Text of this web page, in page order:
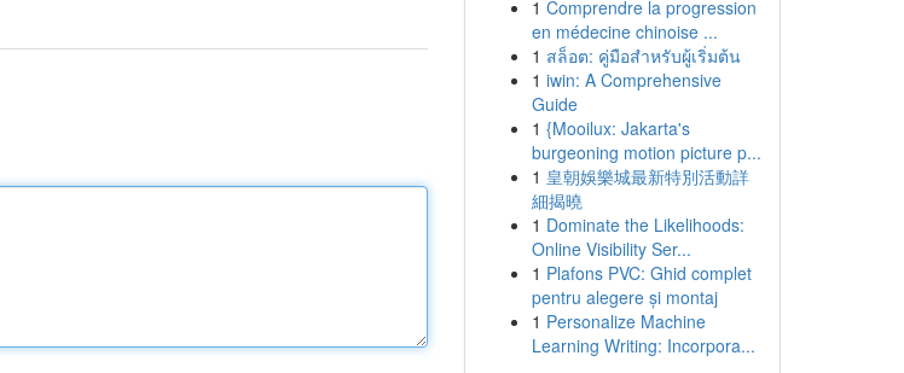
1 Comprendre la progression
en médecine chinoise ...
1 สล็อต: คู่มือสำหรับผู้เริ่มต้น
1 iwin: A Comprehensive
Guide
1 {Mooilux: Jakarta's
burgeoning motion picture p...
1 皇朝娛樂城最新特別活動詳
細揭曉
1 Dominate the Likelihoods:
Online Visibility Ser...
1 Plafons PVC: Ghid complet
pentru alegere și montaj
1 Personalize Machine
Learning Writing: Incorpora...